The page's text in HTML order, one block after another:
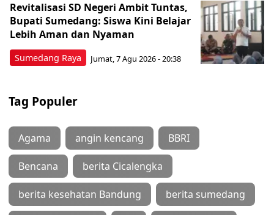
Sumedang Raya
Revitalisasi SD Negeri Ambit Tuntas,
Bupati Sumedang: Siswa Kini Belajar
Lebih Aman dan Nyaman
Jumat, 7 Agu 2026 - 20:38
Tag Populer
Agama angin kencang BBRI
Bencana berita Cicalengka
berita kesehatan Bandung berita sumedang